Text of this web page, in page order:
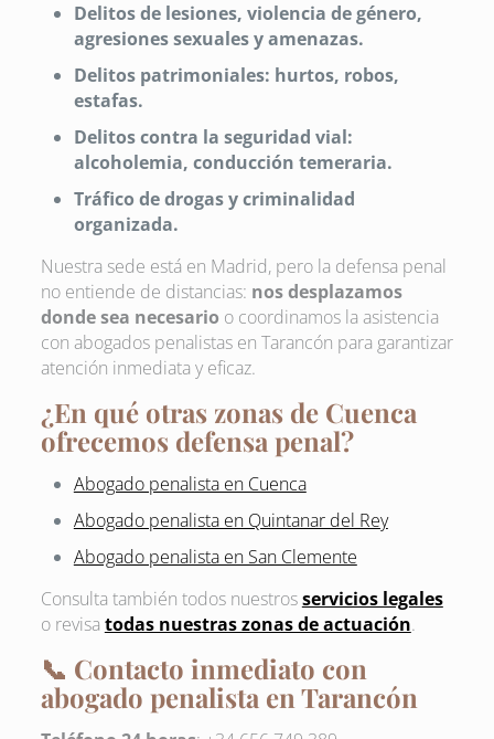
Delitos de lesiones, violencia de género,
agresiones sexuales y amenazas.
Delitos patrimoniales: hurtos, robos,
estafas.
Delitos contra la seguridad vial:
alcoholemia, conducción temeraria.
Tráfico de drogas y criminalidad
organizada.
Nuestra sede está en Madrid, pero la defensa penal
no entiende de distancias: nos desplazamos
donde sea necesario o coordinamos la asistencia
con abogados penalistas en Tarancón para garantizar
atención inmediata y eficaz.
¿En qué otras zonas de Cuenca
ofrecemos defensa penal?
Abogado penalista en Cuenca
Abogado penalista en Quintanar del Rey
Abogado penalista en San Clemente
Consulta también todos nuestrosservicios legales
o revisa todas nuestras zonas de actuación.
📞 Contacto inmediato con
abogado penalista en Tarancón